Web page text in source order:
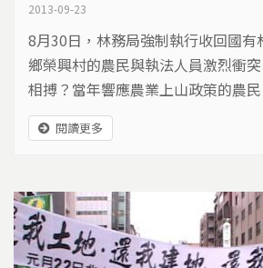
2013-09-23
8月30日，林務局強制執行收回國有
鄉榮興村的農民與執法人員激烈衝
相搏？當年響應農業上山政策的農
境公敵，半個世紀之後，他們該往何
閱讀更多